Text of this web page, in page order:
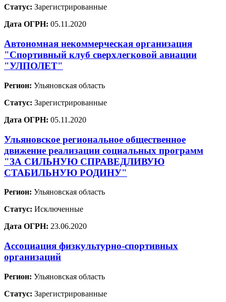
Статус: Зарегистрированные
Дата ОГРН: 05.11.2020
Автономная некоммерческая организация
"Спортивный клуб сверхлегковой авиации
"УЛПОЛЕТ"
Регион: Ульяновская область
Статус: Зарегистрированные
Дата ОГРН: 05.11.2020
Ульяновское региональное общественное
движение реализации социальных программ
"ЗА СИЛЬНУЮ СПРАВЕДЛИВУЮ
СТАБИЛЬНУЮ РОДИНУ"
Регион: Ульяновская область
Статус: Исключенные
Дата ОГРН: 23.06.2020
Ассоциация физкультурно-спортивных
организаций
Регион: Ульяновская область
Статус: Зарегистрированные